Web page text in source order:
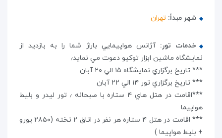
شهر مبدأ: تهران
خدمات تور:آژانس هواپيمايي باراژ شما را به بازديد از
نمايشگاه ماشین ابزار توکیو دعوت مي نمايد٫
*** تاريخ برگزاري نمايشگاه ۱۵ الي ۲۰ آبان
*** تاريخ برگزاري تور ۱۴ الي ۲۲ آبان
***اقامت در هتل هاي ۴ ستاره با صبحانه ٫ تور ليدر و بليط
هواپيما
*** اقامت در هتل ۴ ستاره هر نفر در اتاق ۲ تخته (۲۸۵۰ يورو
+ بليط هواپيما )